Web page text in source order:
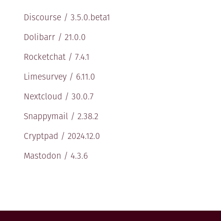
Discourse / 3.5.0.beta1
Dolibarr / 21.0.0
Rocketchat / 7.4.1
Limesurvey / 6.11.0
Nextcloud / 30.0.7
Snappymail / 2.38.2
Cryptpad / 2024.12.0
Mastodon / 4.3.6